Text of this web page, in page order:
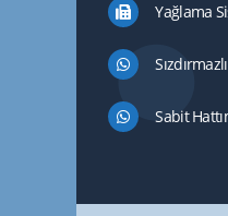
Yağlama
Sabit